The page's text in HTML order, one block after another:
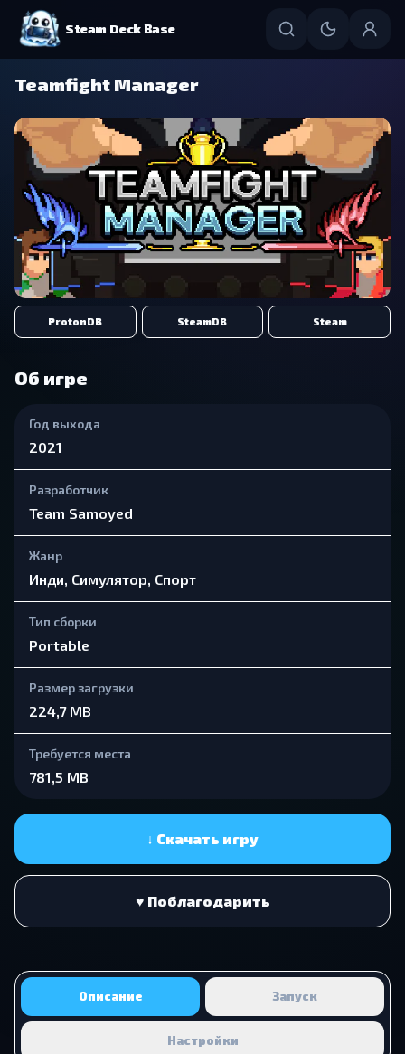
Steam Deck Base
Teamfight Manager
ProtonDB SteamDB Steam
Об игре
Год выхода
2021
Разработчик
Team Samoyed
Жанр
Инди, Симулятор, Спорт
Тип сборки
Portable
Размер загрузки
224,7 MB
Требуется места
781,5 MB
↓ Скачать игру
♥ Поблагодарить
Описание Запуск
Настройки